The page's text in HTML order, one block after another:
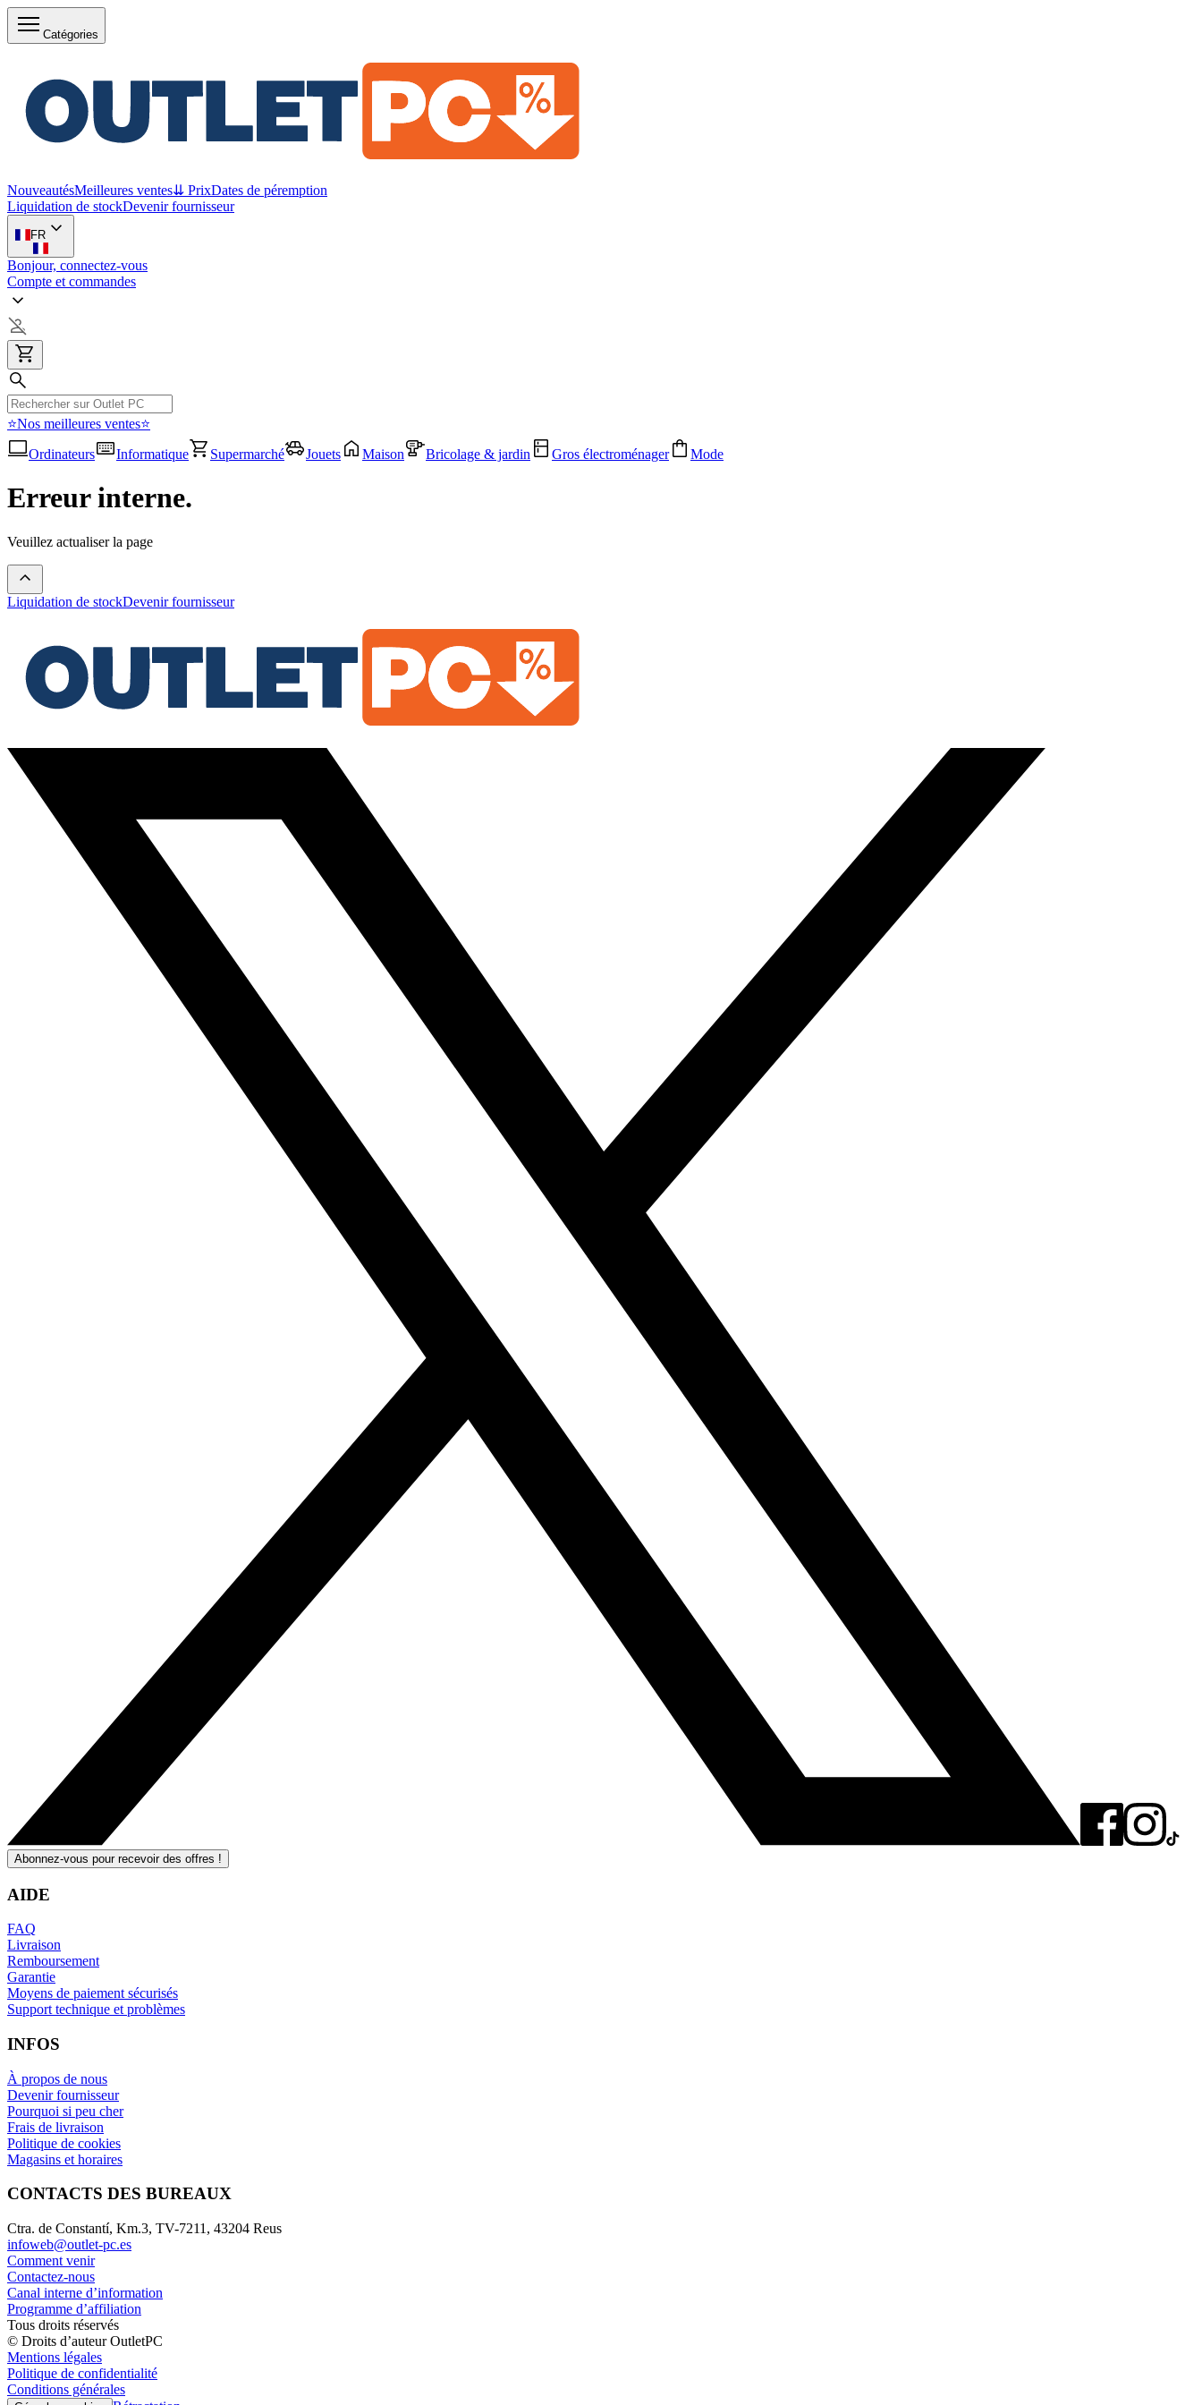
Catégories
NouveautésMeilleures ventes⇊ PrixDates de péremption
Liquidation de stockDevenir fournisseur
FR
Bonjour, connectez-vous
Compte et commandes
⭐Nos meilleures ventes⭐
Ordinateurs
Informatique Supermarché Jouets Maison Bricolage & jardin Gros électroménager Mode
Erreur interne.
Veuillez actualiser la page
Liquidation de stockDevenir fournisseur
Abonnez-vous pour recevoir des offres !
AIDE
FAQ
Livraison
Remboursement
Garantie
Moyens de paiement sécurisés
Support technique et problèmes
INFOS
À propos de nous
Devenir fournisseur
Pourquoi si peu cher
Frais de livraison
Politique de cookies
Magasins et horaires
CONTACTS DES BUREAUX
Ctra. de Constantí, Km.3, TV-7211, 43204 Reus
infoweb@outlet-pc.es
Comment venir
Contactez-nous
Canal interne d’information
Programme d’affiliation
Tous droits réservés
© Droits d’auteur OutletPC
Mentions légales
Politique de confidentialité
Conditions générales